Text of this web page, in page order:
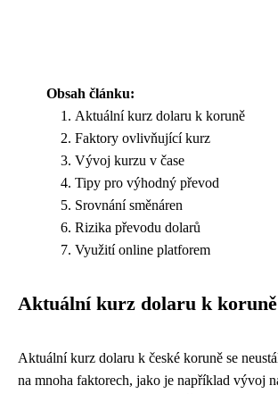
Obsah článku:
Aktuální kurz dolaru k koruně
Faktory ovlivňující kurz
Vývoj kurzu v čase
Tipy pro výhodný převod
Srovnání směnáren
Rizika převodu dolarů
Využití online platforem
Aktuální kurz dolaru k koruně
Aktuální kurz dolaru k české koruně se
na mnoha faktorech, jako je například vývoj